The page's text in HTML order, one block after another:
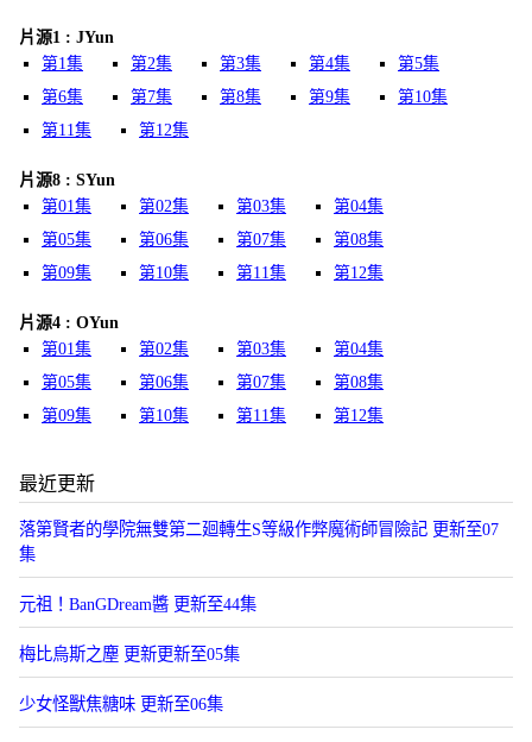
片源1 : JYun
第1集
第2集 第3集 第4集
第5集
第6集
第7集 第8集 第9集
第10集
第11集
第12集
片源8 : SYun
第01集
第02集 第03集
第04集
第05集
第06集 第07集
第08集
第09集
第10集 第11集 第12集
片源4 : OYun
第01集
第02集 第03集
第04集
第05集
第06集 第07集
第08集
第09集
第10集 第11集 第12集
最近更新
落第賢者的學院無雙第二廻轉生S等級作弊魔術師冒險記 更新至07
集
元祖！BanGDream醬 更新至44集
梅比烏斯之塵 更新更新至05集
少女怪獸焦糖味 更新至06集